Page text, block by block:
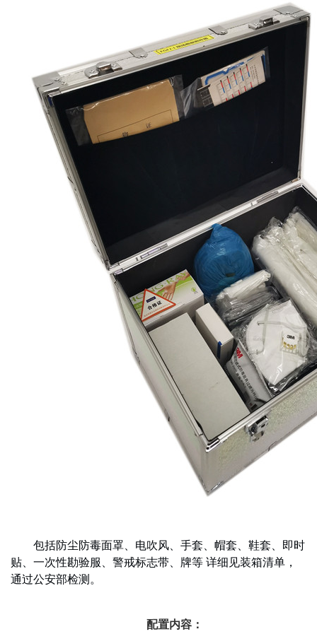
包括防尘防毒面罩、电吹风、手套、帽套、鞋套、即时
贴、一次性勘验服、警戒标志带、牌等 详细见装箱清单，
通过公安部检测。
配置内容：